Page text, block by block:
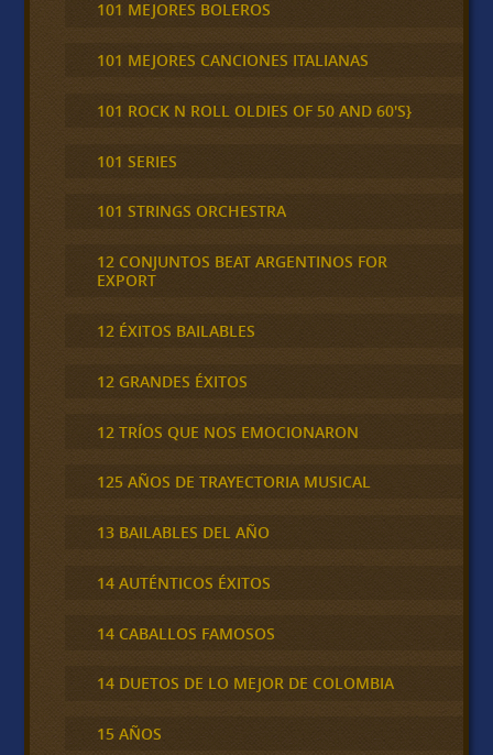
101 MEJORES BOLEROS
101 MEJORES CANCIONES ITALIANAS
101 ROCK N ROLL OLDIES OF 50 AND 60'S}
101 SERIES
101 STRINGS ORCHESTRA
12 CONJUNTOS BEAT ARGENTINOS FOR
EXPORT
12 ÉXITOS BAILABLES
12 GRANDES ÉXITOS
12 TRÍOS QUE NOS EMOCIONARON
125 AÑOS DE TRAYECTORIA MUSICAL
13 BAILABLES DEL AÑO
14 AUTÉNTICOS ÉXITOS
14 CABALLOS FAMOSOS
14 DUETOS DE LO MEJOR DE COLOMBIA
15 AÑOS